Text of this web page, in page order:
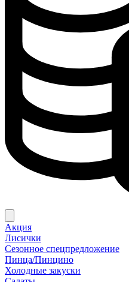
Акция
Лисички
Сезонное спецпредложение
Пинца/Пинцино
Холодные закуски